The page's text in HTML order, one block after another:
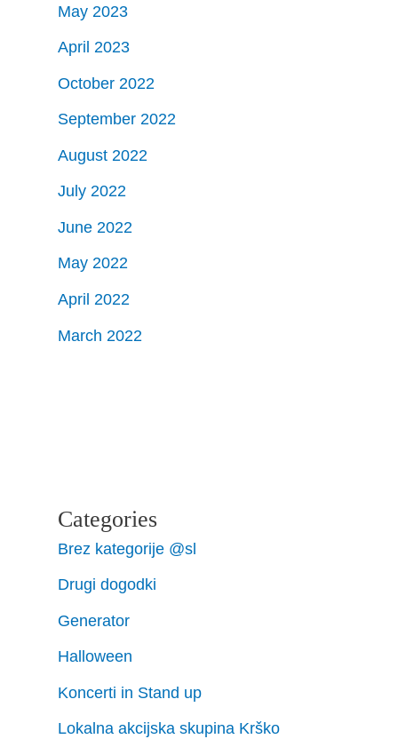
May 2023
April 2023
October 2022
September 2022
August 2022
July 2022
June 2022
May 2022
April 2022
March 2022
Categories
Brez kategorije @sl
Drugi dogodki
Generator
Halloween
Koncerti in Stand up
Lokalna akcijska skupina Krško